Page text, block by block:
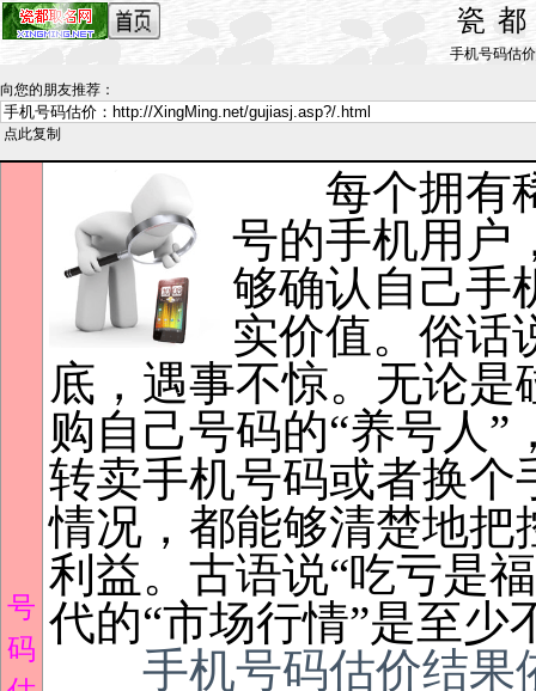
瓷
手机号码估
向您的朋友推荐 ：
点此复制
号
码
每个拥有
号的手机用户
够确认自己手
实价值。俗话
底，遇事不惊。无论是
购自己号码的“养号人”
转卖手机号码或者换个
情况，都能够清楚地把
利益。古语说“吃亏是
代的“市场行情”是至少
手机号码估价结果